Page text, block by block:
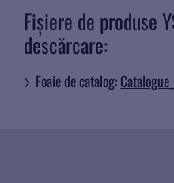
Fișiere de produse
descărcare:
Foaie de catalog: